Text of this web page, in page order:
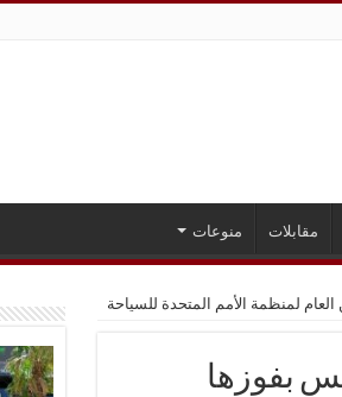
مقابلات منوعات
لمنظمة الأمم المتحدة للسياحة
بفوزها